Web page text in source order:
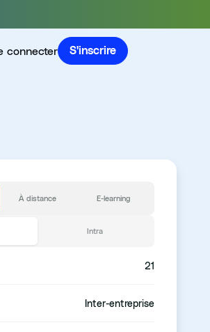
connecter S'inscrire
À distance E-learning
Intra
21
Inter-entreprise